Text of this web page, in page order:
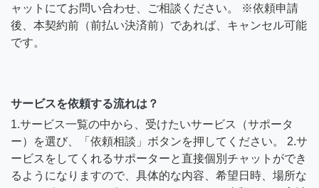
ャットにてお問い合わせ、ご相談ください。 ※依頼申請
後、本契約前（前払い決済前）であれば、キャンセル可能
です。
サービスを依頼する流れは？
1.サービス一覧の中から、受けたいサービス（サポータ
ー）を選び、「依頼相談」ボタンを押してください。 2.サ
ービスをしてくれるサポーターと直接個別チャットができ
るようになりますので、具体的な内容、希望日時、場所な